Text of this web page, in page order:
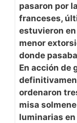
pasaron por
franceses,
estuvieron en
menor
donde
En acción de
ordenaron
misa
luminarias